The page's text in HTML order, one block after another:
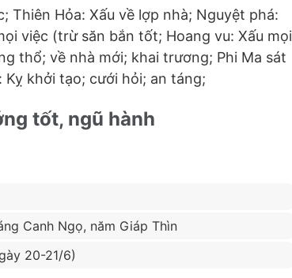
Thiên Hỏa: Xấu về lợp nhà; Nguyệt phá:
việc (trừ săn bắn tốt; Hoang vu: Xấu mọi
thổ; về nhà mới; khai trương; Phi Ma sát
khởi tạo; cưới hỏi; an táng;
tốt, ngũ hành
Canh Ngọ, năm Giáp Thìn
20-21/6)